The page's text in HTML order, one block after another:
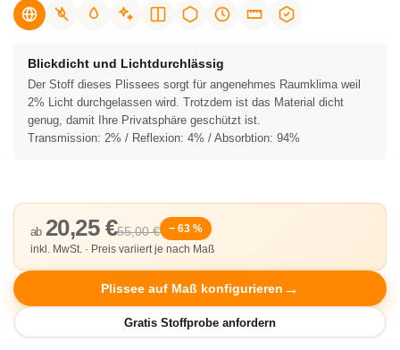
Blickdicht und Lichtdurchlässig
Der Stoff dieses Plissees sorgt für angenehmes Raumklima weil
2% Licht durchgelassen wird. Trotzdem ist das Material dicht
genug, damit Ihre Privatsphäre geschützt ist.
Transmission: 2% / Reflexion: 4% / Absorbtion: 94%
55,00 €
ab 20,25 €
− 63 %
inkl. MwSt. · Preis variiert je nach Maß
Plissee auf Maß konfigurieren